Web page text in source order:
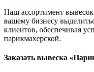
Наш ассортимент
вашему бизнесу
клиентов, обеспечивая
парикмахерской.
Заказать вывеска